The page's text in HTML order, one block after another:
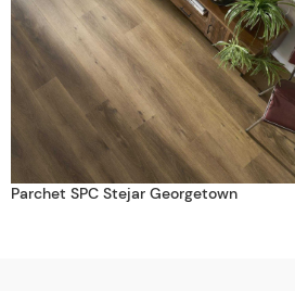
Parchet SPC Stejar Georgetown